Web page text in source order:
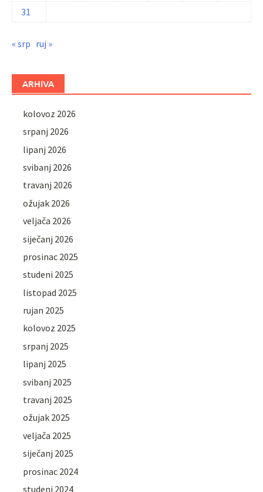
31
« srp ruj »
ARHIVA
kolovoz 2026
srpanj 2026
lipanj 2026
svibanj 2026
travanj 2026
ožujak 2026
veljača 2026
siječanj 2026
prosinac 2025
studeni 2025
listopad 2025
rujan 2025
kolovoz 2025
srpanj 2025
lipanj 2025
svibanj 2025
travanj 2025
ožujak 2025
veljača 2025
siječanj 2025
prosinac 2024
studeni 2024